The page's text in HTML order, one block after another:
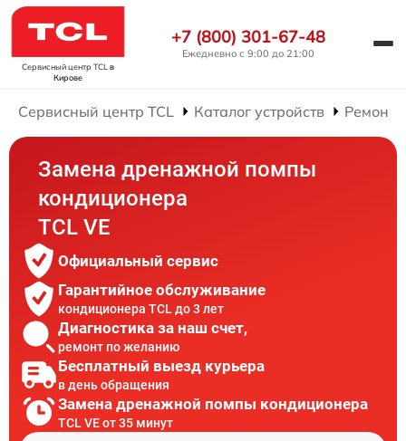
Сервисный центр TCL в
Кирове
+7 (800) 301-67-48
Ежедневно с 9:00 до 21:00
Сервисный центр TCL Каталог устройств Ремонт
Замена дренажной помпы
кондиционера
TCL VE
Официальный сервис
Гарантийное обслуживание
кондиционера TCL до 3 лет
Диагностика за наш счет,
ремонт по желанию
Бесплатный выезд курьера
в день обращения
Замена дренажной помпы кондиционера
TCL VE от 35 минут